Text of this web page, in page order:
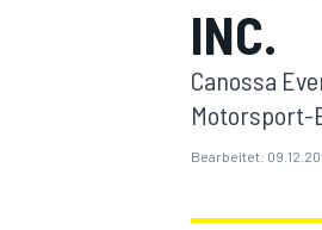
INC.
Canossa
Motorsport-
Bearbeitet: